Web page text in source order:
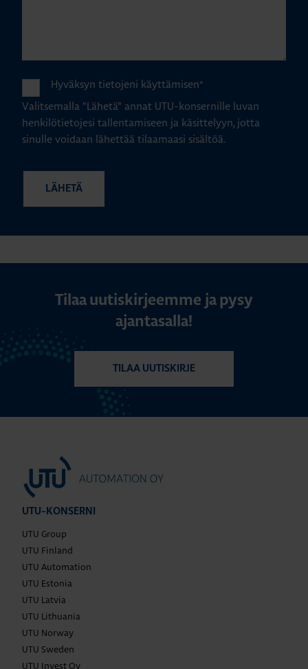
Hyväksyn tietojeni käyttämisen*
Valitsemalla "Lähetä" annat UTU-konsernille luvan
henkilötietojesi tallentamiseen ja käsittelyyn, jotta
sinulle voidaan lähettää tilaamaasi sisältöä.
Tilaa uutiskirjeemme ja pysy
ajantasalla!
TILAA UUTISKIRJE
UTU-KONSERNI
UTU Group
UTU Finland
UTU Automation
UTU Estonia
UTU Latvia
UTU Lithuania
UTU Norway
UTU Sweden
UTU Invest Oy